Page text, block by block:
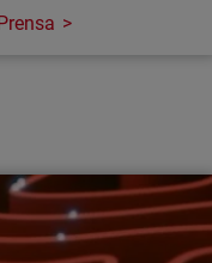
los M…
– WatchGuard
en ciberseguridad